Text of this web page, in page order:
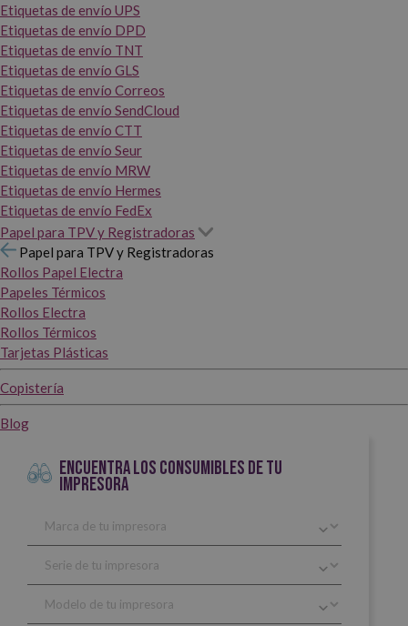
Etiquetas de envío UPS
Etiquetas de envío DPD
Etiquetas de envío TNT
Etiquetas de envío GLS
Etiquetas de envío Correos
Etiquetas de envío SendCloud
Etiquetas de envío CTT
Etiquetas de envío Seur
Etiquetas de envío MRW
Etiquetas de envío Hermes
Etiquetas de envío FedEx
Papel para TPV y Registradoras
Papel para TPV y Registradoras
Rollos Papel Electra
Papeles Térmicos
Rollos Electra
Rollos Térmicos
Tarjetas Plásticas
Copistería
Blog
ENCUENTRA LOS CONSUMIBLES DE TU
IMPRESORA